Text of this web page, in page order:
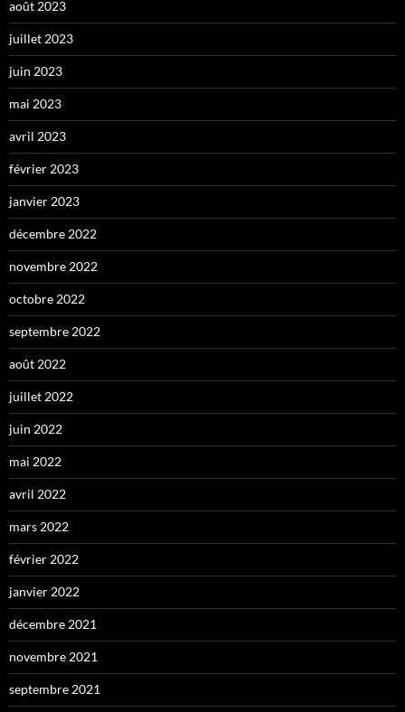
août 2023
juillet 2023
juin 2023
mai 2023
avril 2023
février 2023
janvier 2023
décembre 2022
novembre 2022
octobre 2022
septembre 2022
août 2022
juillet 2022
juin 2022
mai 2022
avril 2022
mars 2022
février 2022
janvier 2022
décembre 2021
novembre 2021
septembre 2021